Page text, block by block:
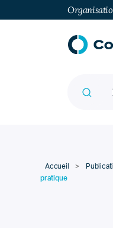
Accueil >
pratique